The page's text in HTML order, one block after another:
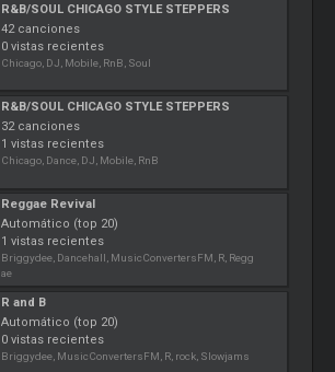
R&B/SOUL CHICAGO STYLE STEPPERS
42 canciones
0 vistas recientes
Chicago, DJ, Mobile, RnB, Soul
R&B/SOUL CHICAGO STYLE STEPPERS
32 canciones
1 vistas recientes
Chicago, Dance, DJ, Mobile, RnB
Reggae Revival
Automático (top 20)
1 vistas recientes
Briggydee, Dancehall, MusicConvertersFM, R, Regg
ae
R and B
Automático (top 20)
0 vistas recientes
Briggydee, MusicConvertersFM, R, rock, Slowjams